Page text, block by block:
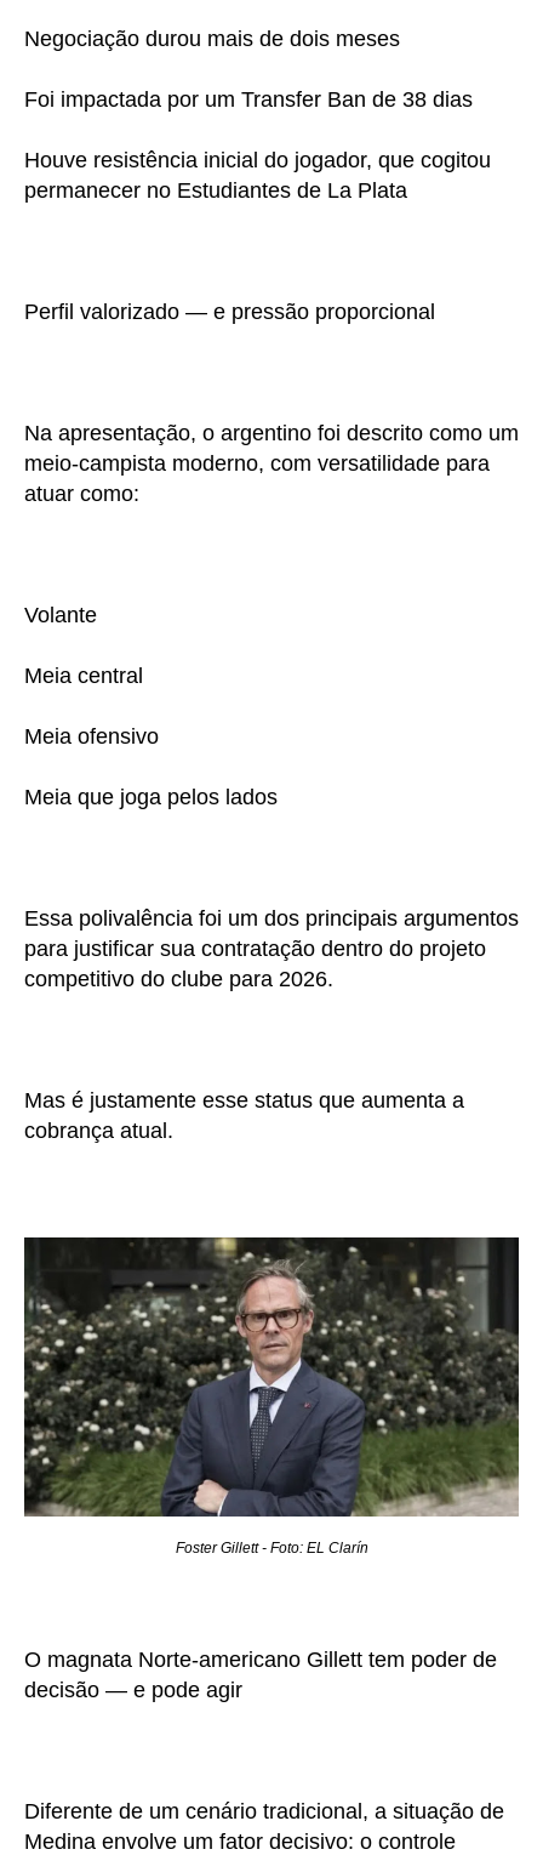
Negociação durou mais de dois meses
Foi impactada por um Transfer Ban de 38 dias
Houve resistência inicial do jogador, que cogitou
permanecer no Estudiantes de La Plata
Perfil valorizado — e pressão proporcional
Na apresentação, o argentino foi descrito como um
meio-campista moderno, com versatilidade para
atuar como:
Volante
Meia central
Meia ofensivo
Meia que joga pelos lados
Essa polivalência foi um dos principais argumentos
para justificar sua contratação dentro do projeto
competitivo do clube para 2026.
Mas é justamente esse status que aumenta a
cobrança atual.
Foster Gillett - Foto: EL Clarín
O magnata Norte-americano Gillett tem poder de
decisão — e pode agir
Diferente de um cenário tradicional, a situação de
Medina envolve um fator decisivo: o controle